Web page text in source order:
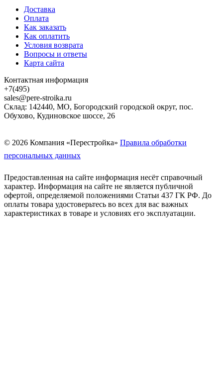
Доставка
Оплата
Как заказать
Как оплатить
Условия возврата
Вопросы и ответы
Карта сайта
Контактная информация
+7(495)
sales@pere-stroika.ru
Склад: 142440, МО, Богородский городской округ, пос.
Обухово, Кудиновское шоссе, 26
© 2026 Компания «Перестройка» Правила обработки
персональных данных
Предоставленная на сайте информация несёт справочный
характер. Информация на сайте не является публичной
офертой, определяемой положениями Статьи 437 ГК РФ. До
оплаты товара удостоверьтесь во всех для вас важных
характеристиках в товаре и условиях его эксплуатации.